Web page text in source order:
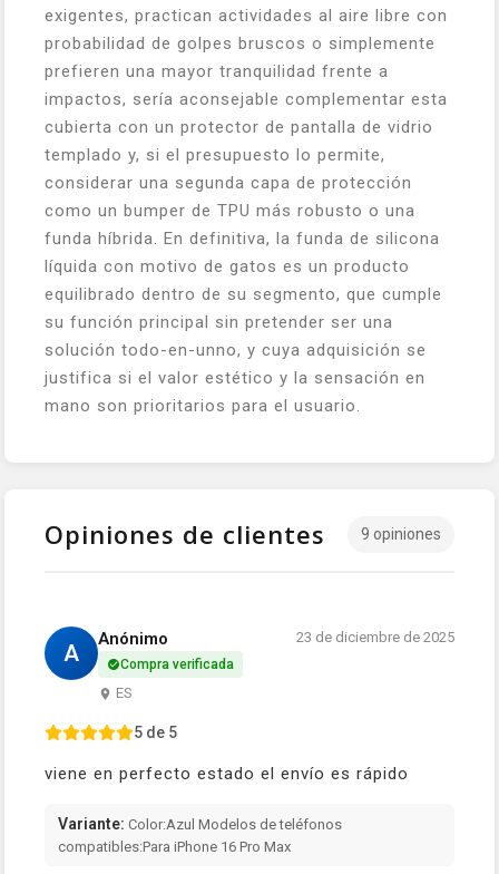
exigentes, practican actividades al aire libre con
probabilidad de golpes bruscos o simplemente
prefieren una mayor tranquilidad frente a
impactos, sería aconsejable complementar esta
cubierta con un protector de pantalla de vidrio
templado y, si el presupuesto lo permite,
considerar una segunda capa de protección
como un bumper de TPU más robusto o una
funda híbrida. En definitiva, la funda de silicona
líquida con motivo de gatos es un producto
equilibrado dentro de su segmento, que cumple
su función principal sin pretender ser una
solución todo-en-unno, y cuya adquisición se
justifica si el valor estético y la sensación en
mano son prioritarios para el usuario.
Opiniones de clientes 9 opiniones
A
Anónimo
Compra verificada
ES
23 de diciembre de 2025
5 de 5
viene en perfecto estado el envío es rápido
Variante: Color:Azul Modelos de teléfonos
compatibles:Para iPhone 16 Pro Max